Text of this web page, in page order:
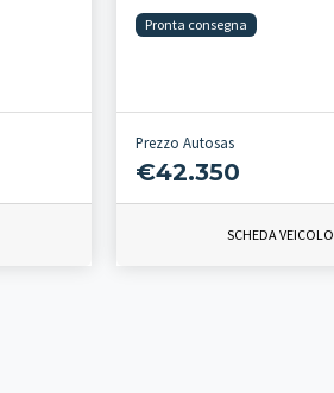
Pronta consegna
Prezzo Autosas
€42.350
SCHEDA VEICOLO